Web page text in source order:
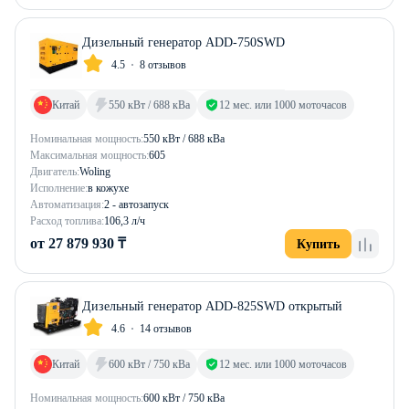
Дизельный генератор ADD-750SWD
4.5 8 отзывов
Номинальная мощность:550 кВт / 688 кВа
Максимальная мощность:605
Двигатель:Woling
Исполнение:в кожухе
Автоматизация:2 - автозапуск
Расход топлива:106,3 л/ч
Китай 550 кВт / 688 кВа 12 мес. или 1000 моточасов
от 27 879 930 ₸ Купить
Дизельный генератор ADD-825SWD открытый
4.6 14 отзывов
Номинальная мощность:600 кВт / 750 кВа
Китай 600 кВт / 750 кВа 12 мес. или 1000 моточасов